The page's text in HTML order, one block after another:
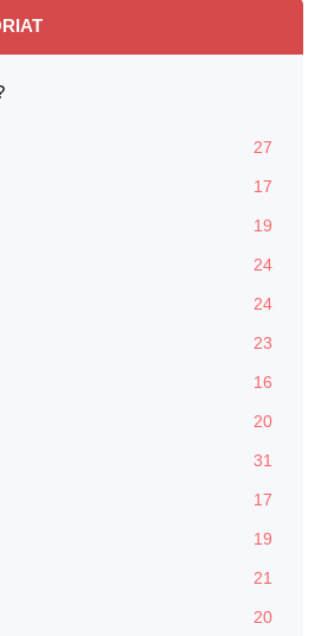
27
17
19
24
24
23
16
20
31
17
19
21
20